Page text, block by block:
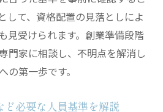
して、資格配置の見落としによ
見受けられます。創業準備段階
門家に相談し、不明点を解消し
の第一歩です。
必要な人員基準を解説